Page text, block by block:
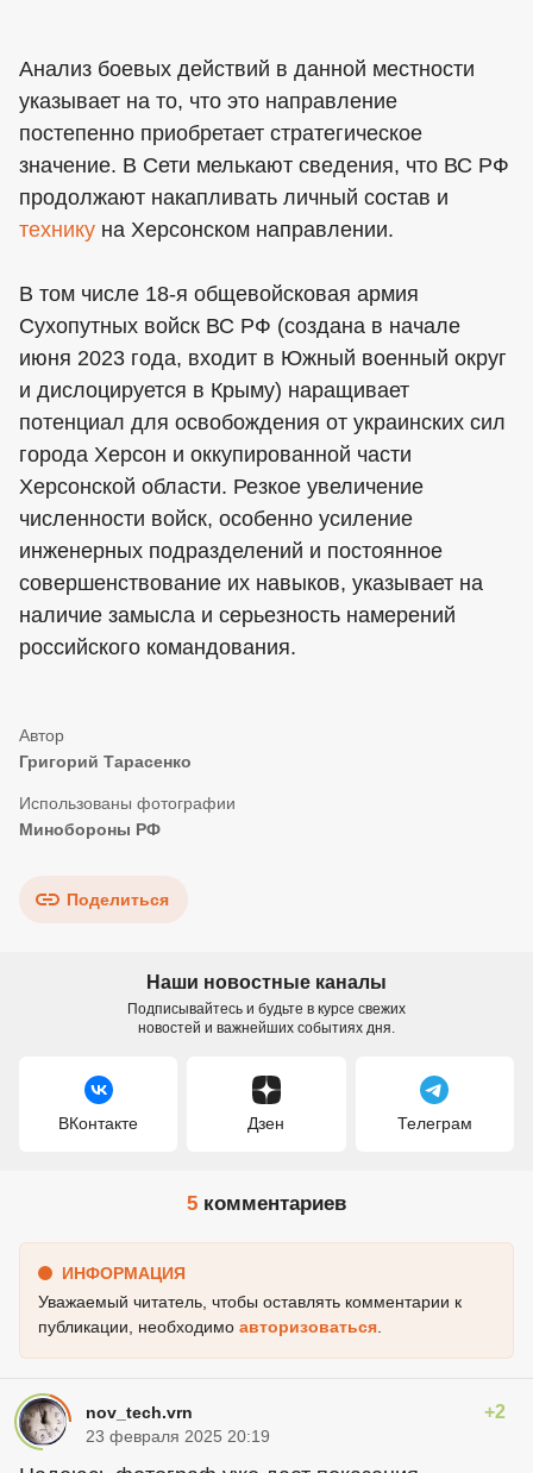
Анализ боевых действий в данной местности
указывает на то, что это направление
постепенно приобретает стратегическое
значение. В Сети мелькают сведения, что ВС РФ
продолжают накапливать личный состав и
технику на Херсонском направлении.
В том числе 18-я общевойсковая армия
Сухопутных войск ВС РФ (создана в начале
июня 2023 года, входит в Южный военный округ
и дислоцируется в Крыму) наращивает
потенциал для освобождения от украинских сил
города Херсон и оккупированной части
Херсонской области. Резкое увеличение
численности войск, особенно усиление
инженерных подразделений и постоянное
совершенствование их навыков, указывает на
наличие замысла и серьезность намерений
российского командования.
Григорий Тарасенко
Минобороны РФ
Поделиться
Наши новостные каналы
Подписывайтесь и будьте в курсе свежих
новостей и важнейших событиях дня.
ВКонтакте Дзен Телеграм
5 комментариев
ИНФОРМАЦИЯ
Уважаемый читатель, чтобы оставлять комментарии к
публикации, необходимо авторизоваться
nov_tech.vrn +2
23 февраля 2025 20:19